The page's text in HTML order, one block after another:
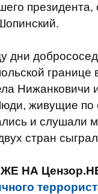
президента,
дни
границе
Нижанковичи
живущие по
и слушали
стран
НА